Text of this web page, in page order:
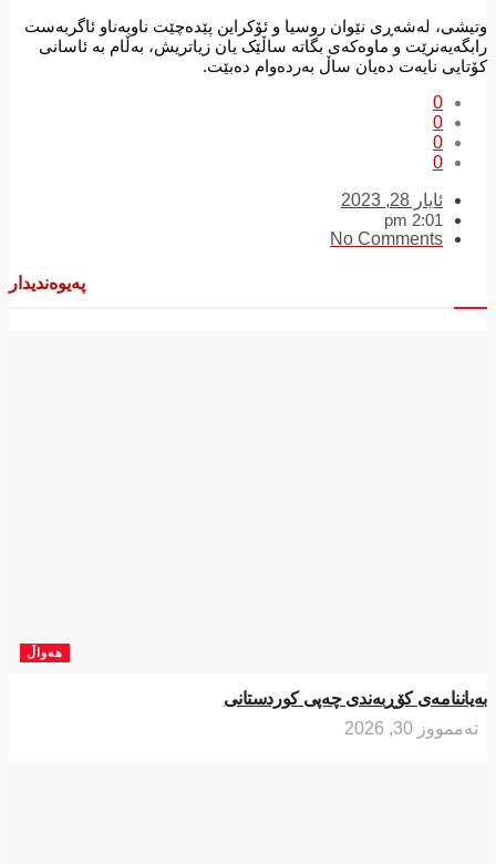
وتیشی، لەشەڕی نێوان روسیا و ئۆکراین پێدەچێت ناوبەناو ئاگربەست
رابگەیەنرێت و ماوەکەی بگاتە ساڵێک یان زیاتریش، بەڵام بە ئاسانی
کۆتایی نایەت دەیان ساڵ بەردەوام دەبێت.
0
0
0
0
ئایار 28, 2023
2:01 pm
No Comments
پەیوەندیدار
هەواڵ
بەیاننامەی کۆڕبەندی چەپی کوردستانی
تەممووز 30, 2026